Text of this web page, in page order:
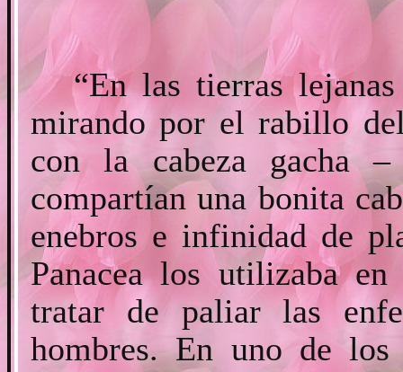
“En las tierras
mirando por el rabillo
con la cabeza gacha –
compartían una bonita
enebros e infinidad de
Panacea los utilizaba
tratar de paliar las
hombres. En uno de los